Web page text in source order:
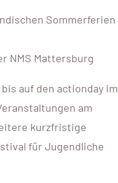
Sommerferien
NMS Mattersburg
auf den actionday im
am
kurzfristige
für Jugendliche